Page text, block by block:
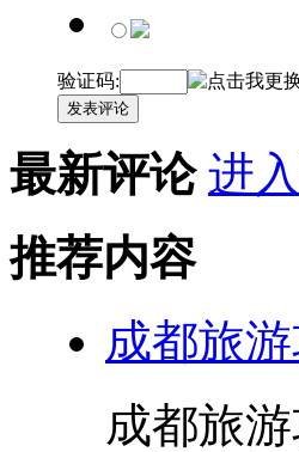
验证码:
发表评论
最新评论 进
推荐内容
成都旅
成都旅